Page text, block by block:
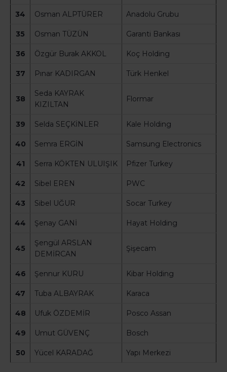
34 Osman ALPTÜRER Anadolu Grubu
35 Osman TÜZÜN Garanti Bankası
36 Özgür Burak AKKOL Koç Holding
37 Pınar KADIRGAN Türk Henkel
38
Seda KAYRAK
KIZILTAN
Flormar
39 Selda SEÇKİNLER Kale Holding
40 Semra ERGİN Samsung Electronics
41 Serra KÖKTEN ULUIŞIK Pfizer Turkey
42 Sibel EREN PWC
43 Sibel UĞUR Socar Turkey
44 Şenay GANİ Hayat Holding
45
Şengül ARSLAN
DEMİRCAN
Şişecam
46 Şennur KURU Kibar Holding
47 Tuba ALBAYRAK Karaca
48 Ufuk ÖZDEMİR Posco Assan
49 Umut GÜVENÇ Bosch
50 Yücel KARADAĞ Yapı Merkezi